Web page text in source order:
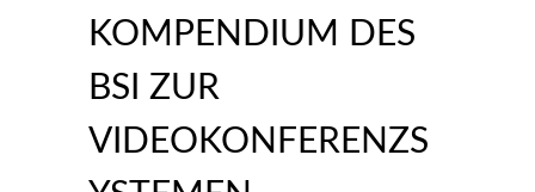
KOMPENDIUM DES
BSI ZUR
VIDEOKONFERENZS